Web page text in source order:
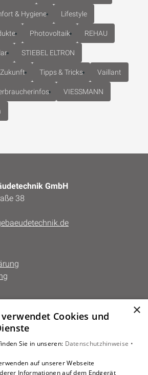
& Hygiene Lifestyle
Photovoltaik REHAU
STIEBEL ELTRON
Tipps & Tricks Vaillant
VIESSMANN
GmbH
38
×
Cookies und
Sie in unseren: Datenschutzhinweise •
auf unserer Webseite
Informationen auf dem Endgerät